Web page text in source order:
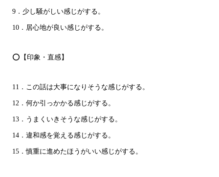
9．少し騒がしい感じがする。
10．居心地が良い感じがする。
⭕【印象・直感】
11．この話は大事になりそうな感じがする。
12．何か引っかかる感じがする。
13．うまくいきそうな感じがする。
14．違和感を覚える感じがする。
15．慎重に進めたほうがいい感じがする。